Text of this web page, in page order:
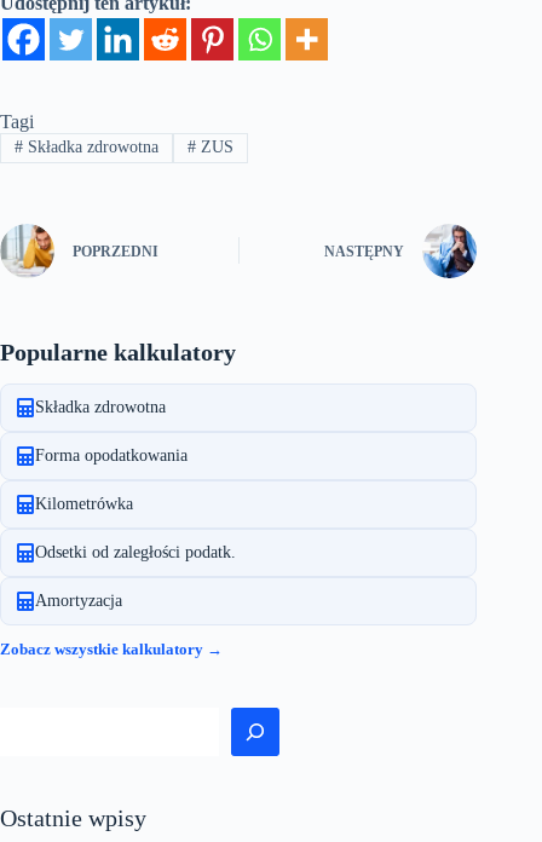
Tagi
#Składka zdrowotna #ZUS
POPRZEDNI NASTĘPNY
Popularne kalkulatory
Składka zdrowotna
Forma opodatkowania
Kilometrówka
Odsetki od zaległości podatk.
Amortyzacja
Zobacz wszystkie kalkulatory →
Ostatnie wpisy